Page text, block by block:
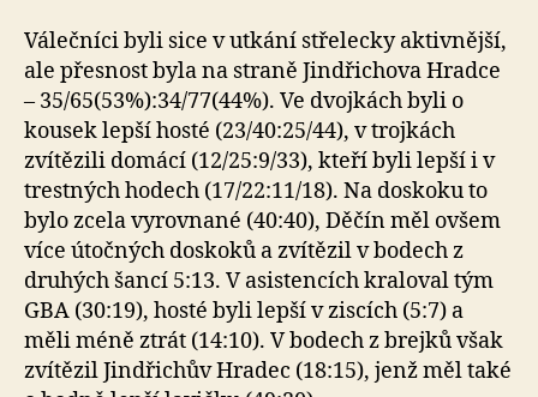
Válečníci byli sice v utkání střelecky aktivnější,
ale přesnost byla na straně Jindřichova Hradce
– 35/65(53%):34/77(44%). Ve dvojkách byli o
kousek lepší hosté (23/40:25/44), v trojkách
zvítězili domácí (12/25:9/33), kteří byli lepší i v
trestných hodech (17/22:11/18). Na doskoku to
bylo zcela vyrovnané (40:40), Děčín měl ovšem
více útočných doskoků a zvítězil v bodech z
druhých šancí 5:13. V asistencích kraloval tým
GBA (30:19), hosté byli lepší v ziscích (5:7) a
měli méně ztrát (14:10). V bodech z brejků však
zvítězil Jindřichův Hradec (18:15), jenž měl také